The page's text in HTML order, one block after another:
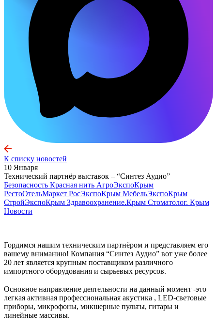
К списку новостей
10 Января
Технический партнёр выставок – “Синтез Аудио”
Безопасность Красная нить АгроЭкспоКрым
РестоОтельМаркет РосЭкспоКрым МебельЭкспоКрым
СтройЭкспоКрым Здравоохранение.Крым Стоматолог. Крым
Новости
Гордимся нашим техническим партнёром и представляем его
вашему вниманию! Компания “Синтез Аудио” вот уже более
20 лет является крупным поставщиком различного
импортного оборудования и сырьевых ресурсов.
Основное направление деятельности на данный момент -это
легкая активная профессиональная акустика , LED-световые
приборы, микрофоны, микшерные пульты, гитары и
линейные массивы.